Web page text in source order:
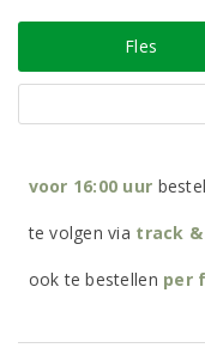
Fles
voor 16:00 uur
te volgen via track
ook te bestellen per